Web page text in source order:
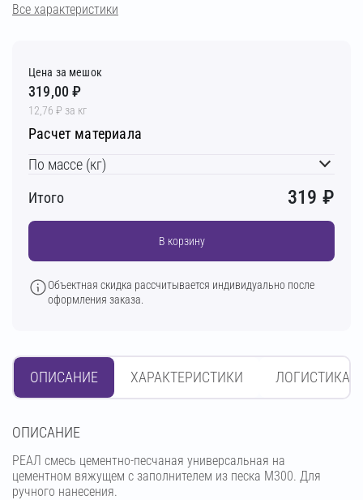
Все характеристики
Цена за мешок
319,00 ₽
12,76 ₽ за кг
Расчет материала
По массе (кг)
Итого
319 ₽
В корзину
Объектная скидка рассчитывается индивидуально после
оформления заказа.
ОПИСАНИЕ ХАРАКТЕРИСТИКИ ЛОГИСТИКА
OПИСАНИЕ
РЕАЛ смесь цементно-песчаная универсальная на
цементном вяжущем с заполнителем из песка М300. Для
ручного нанесения.